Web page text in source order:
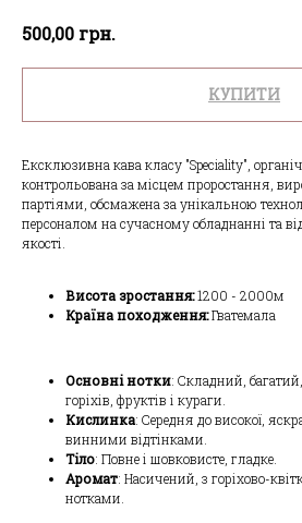
500,00 грн.
КУПИТИ
Ексклюзивна кава класу "Speciality",
контрольована за місцем проростання,
партіями, обсмажена за унікальною
персоналом на сучасному обладнанні та
якості.
Висота зростання:1200 - 2000м
Країна походження:Гватемала
Основні нотки: Складний,
горіхів, фруктів і кураги.
Кислинка: Середня до високої,
винними відтінками.
Тіло: Повне і шовковисте, гладке.
Аромат: Насичений, з горіхово-
нотками.